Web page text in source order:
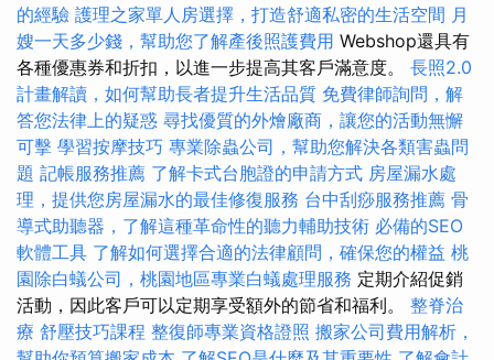
的經驗 護理之家單人房選擇，打造舒適私密的生活空間 月
嫂一天多少錢，幫助您了解產後照護費用 Webshop還具有
各種優惠券和折扣，以進一步提高其客戶滿意度。 長照2.0
計畫解讀，如何幫助長者提升生活品質 免費律師詢問，解
答您法律上的疑惑 尋找優質的外燴廠商，讓您的活動無懈
可擊 學習按摩技巧 專業除蟲公司，幫助您解決各類害蟲問
題 記帳服務推薦 了解卡式台胞證的申請方式 房屋漏水處
理，提供您房屋漏水的最佳修復服務 台中刮痧服務推薦 骨
導式助聽器，了解這種革命性的聽力輔助技術 必備的SEO
軟體工具 了解如何選擇合適的法律顧問，確保您的權益 桃
園除白蟻公司，桃園地區專業白蟻處理服務 定期介紹促銷
活動，因此客戶可以定期享受額外的節省和福利。 整脊治
療 舒壓技巧課程 整復師專業資格證照 搬家公司費用解析，